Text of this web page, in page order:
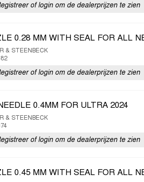
of login om de dealerprijzen te zien
0.28 MM WITH SEAL FOR ALL
& STEENBECK
of login om de dealerprijzen te zien
0.4MM FOR ULTRA 2024
& STEENBECK
of login om de dealerprijzen te zien
0.45 MM WITH SEAL FOR ALL